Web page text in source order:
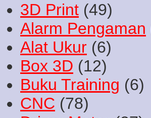
3D Print (49)
Alarm Pengaman
Alat Ukur (6)
Box 3D (12)
Buku Training (6)
CNC (78)